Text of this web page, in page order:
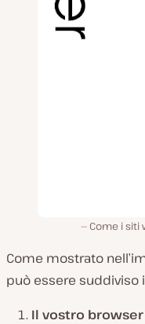
Come i siti
Come mostrato
può essere suddiviso
Il vostro